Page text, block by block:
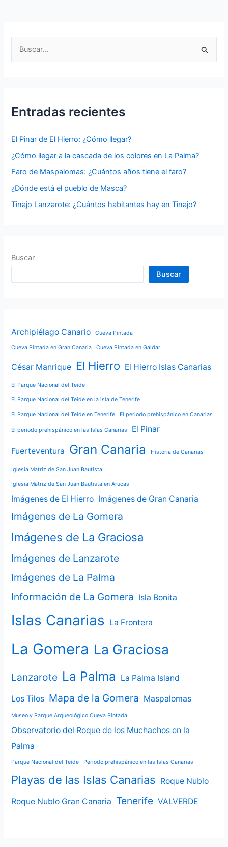
tesoro
mariano
en
r
r
:
Entradas recientes
El Pinar de El Hierro: ¿Cómo llegar?
¿Cómo llegar a la cascada de los colores en La Palma?
Faro de Maspalomas: ¿Cuántos años tiene el faro?
¿Dónde está el pueblo de Masca?
Tinajo Lanzarote: ¿Cuántos habitantes hay en Tinajo?
Buscar
Buscar
Archipiélago Canario Cueva Pintada
Cueva Pintada en Gran Canaria Cueva Pintada en Gáldar
César Manrique El Hierro El Hierro Islas Canarias
El Parque Nacional del Teide
El Parque Nacional del Teide en la isla de Tenerife
El Parque Nacional del Teide en Tenerife El periodo prehispánico en Canarias
El periodo prehispánico en las Islas Canarias El Pinar
Fuerteventura Gran Canaria Historia de Canarias
Iglesia Matriz de San Juan Bautista
Iglesia Matriz de San Juan Bautista en Arucas
Imágenes de El Hierro Imágenes de Gran Canaria
Imágenes de La Gomera
Imágenes de La Graciosa
Imágenes de Lanzarote
Imágenes de La Palma
Información de La Gomera Isla Bonita
Islas Canarias La Frontera
La Gomera La Graciosa
Lanzarote La Palma La Palma Island
Los Tilos Mapa de la Gomera Maspalomas
Museo y Parque Arqueológico Cueva Pintada
Observatorio del Roque de los Muchachos en la
Palma
Parque Nacional del Teide Periodo prehispánico en las Islas Canarias
Playas de las Islas Canarias Roque Nublo
Roque Nublo Gran Canaria Tenerife VALVERDE